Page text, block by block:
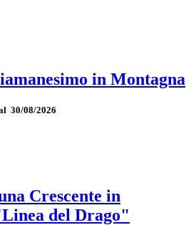
in Montagna
30/08/2026
Crescente in
del Drago"